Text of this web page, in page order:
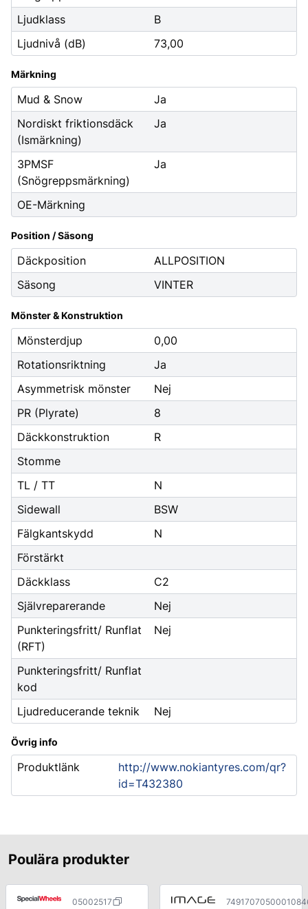
Ljudklass
B
Ljudnivå (dB)
73,00
Märkning
Mud & Snow
Ja
Nordiskt friktionsdäck
(Ismärkning)
Ja
3PMSF
(Snögreppsmärkning)
Ja
OE-Märkning
Position / Säsong
Däckposition
ALLPOSITION
Säsong
VINTER
Mönster & Konstruktion
Mönsterdjup
0,00
Rotationsriktning
Ja
Asymmetrisk mönster
Nej
PR (Plyrate)
8
Däckkonstruktion
R
Stomme
TL / TT
N
Sidewall
BSW
Fälgkantskydd
N
Förstärkt
Däckklass
C2
Självreparerande
Nej
Punkteringsfritt/ Runflat
(RFT)
Nej
Punkteringsfritt/ Runflat
kod
Ljudreducerande teknik
Nej
Övrig info
Produktlänk
http://www.nokiantyres.com/qr?
id=T432380
Poulära produkter
05002517